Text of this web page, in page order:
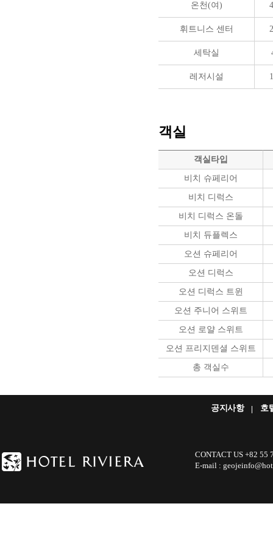
온천(여)
휘트니스 센터
세탁실
레저시설
객실
객실타입
비치 슈페리어
비치 디럭스
비치 디럭스 온돌
비치 듀플렉스
오션 슈페리어
오션 디럭스
오션 디럭스 트윈
오션 주니어 스위트
오션 로얄 스위트
오션 프리지덴셜 스위트
총 객실수
공지사항 호
CONTACT US +82 55
E-mail :